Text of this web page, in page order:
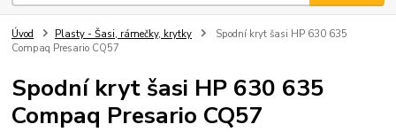
Úvod Plasty - Šasi, rámečky, krytky
Spodní kryt šasi HP 630 635
Compaq Presario CQ57
Spodní kryt šasi HP 630 635
Compaq Presario CQ57